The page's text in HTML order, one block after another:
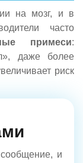
на мозг, и в
часто
примеси:
даже более
риск
и